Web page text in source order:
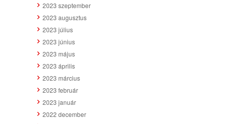
2023 szeptember
2023 augusztus
2023 július
2023 június
2023 május
2023 április
2023 március
2023 február
2023 január
2022 december